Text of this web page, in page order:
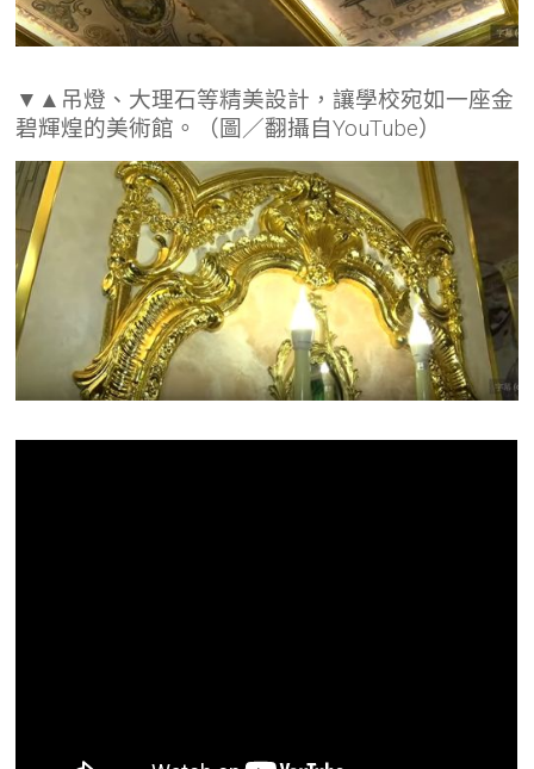
▼▲吊燈、大理石等精美設計，讓學校宛如一座金
碧輝煌的美術館。（圖／翻攝自YouTube）